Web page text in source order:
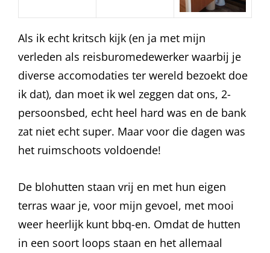
Als ik echt kritsch kijk (en ja met mijn
verleden als reisburomedewerker waarbij je
diverse accomodaties ter wereld bezoekt doe
ik dat), dan moet ik wel zeggen dat ons, 2-
persoonsbed, echt heel hard was en de bank
zat niet echt super. Maar voor die dagen was
het ruimschoots voldoende!
De blohutten staan vrij en met hun eigen
terras waar je, voor mijn gevoel, met mooi
weer heerlijk kunt bbq-en. Omdat de hutten
in een soort loops staan en het allemaal